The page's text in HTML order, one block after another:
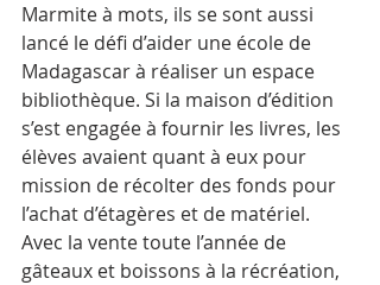
Marmite à mots, ils se sont aussi
lancé le défi d’aider une école de
Madagascar à réaliser un espace
bibliothèque. Si la maison d’édition
s’est engagée à fournir les livres, les
élèves avaient quant à eux pour
mission de récolter des fonds pour
l’achat d’étagères et de matériel.
Avec la vente toute l’année de
gâteaux et boissons à la récréation,